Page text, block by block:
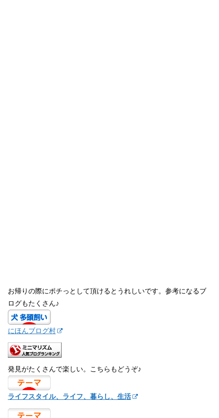
お帰りの際にポチっとして頂けるとうれしいです。参考になるブ
ログもたくさん♪
にほんブログ村
発見がたくさんで楽しい。こちらもどうぞ♪
ライフスタイル、ライフ、暮らし、生活